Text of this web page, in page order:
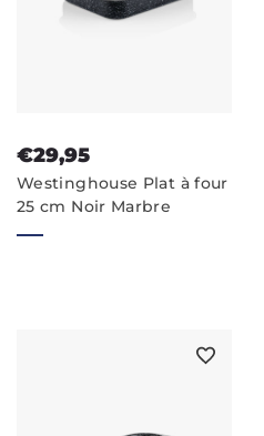
€29,95
Westinghouse Plat à four
25 cm Noir Marbre